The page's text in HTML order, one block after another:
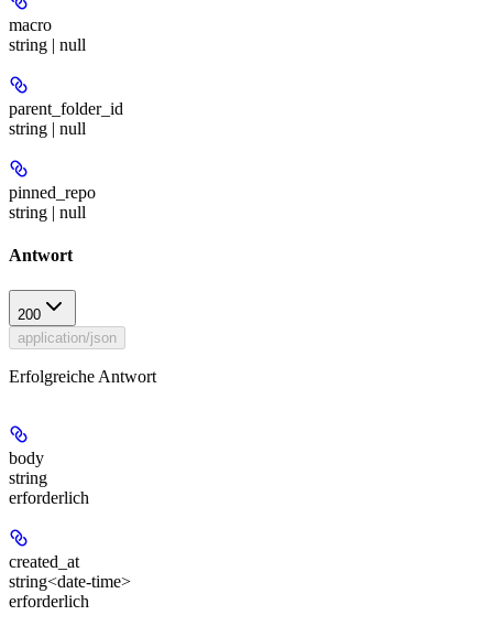
macro
string | null
parent_folder_id
string | null
pinned_repo
string | null
Antwort
200
application/json
Erfolgreiche Antwort
body
string
erforderlich
created_at
string<date-time>
erforderlich